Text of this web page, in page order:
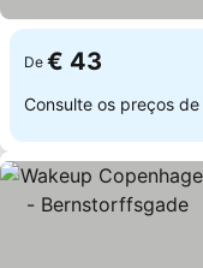
De € 43
Consulte os preços de